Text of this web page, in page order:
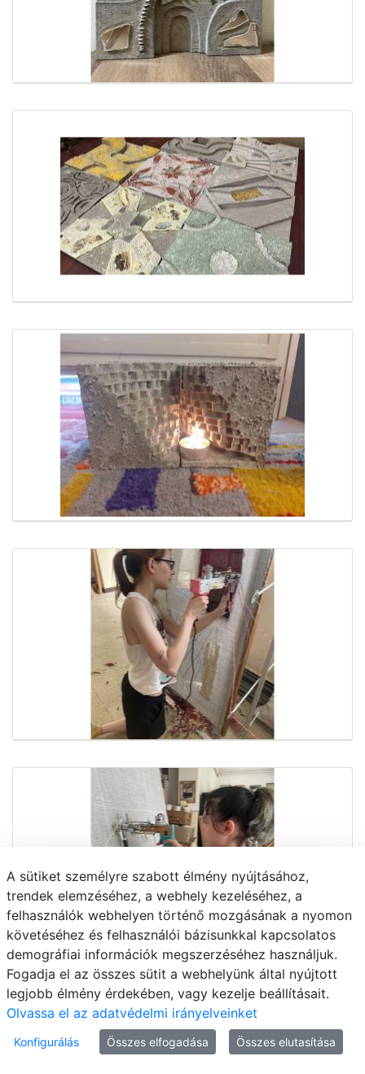
A sütiket személyre szabott élmény nyújtásához,
trendek elemzéséhez, a webhely kezeléséhez, a
felhasználók webhelyen történő mozgásának a nyomon
követéséhez és felhasználói bázisunkkal kapcsolatos
demográfiai információk megszerzéséhez használjuk.
Fogadja el az összes sütit a webhelyünk által nyújtott
legjobb élmény érdekében, vagy kezelje beállításait.
Olvassa el az adatvédelmi irányelveinket
Konfigurálás Összes elfogadása Összes elutasítása